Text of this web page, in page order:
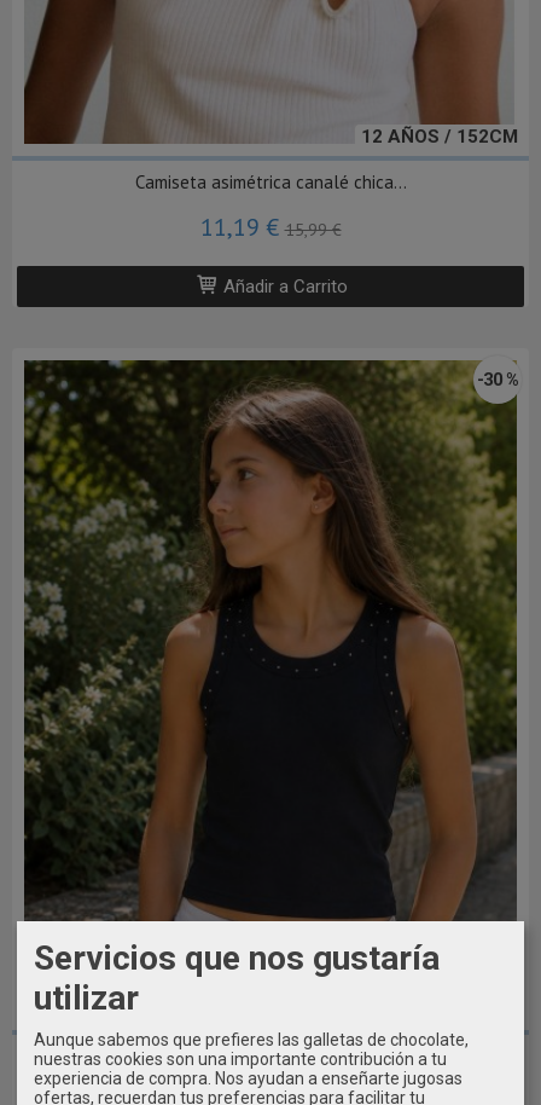
12 AÑOS / 152CM
Camiseta asimétrica canalé chica...
11,19 €15,99 €
Añadir a Carrito
-30 %
Camiseta tirantes canalé chica...
Servicios que nos gustaría
utilizar
Aunque sabemos que prefieres las galletas de chocolate,
nuestras cookies son una importante contribución a tu
experiencia de compra. Nos ayudan a enseñarte jugosas
ofertas, recuerdan tus preferencias para facilitar tu